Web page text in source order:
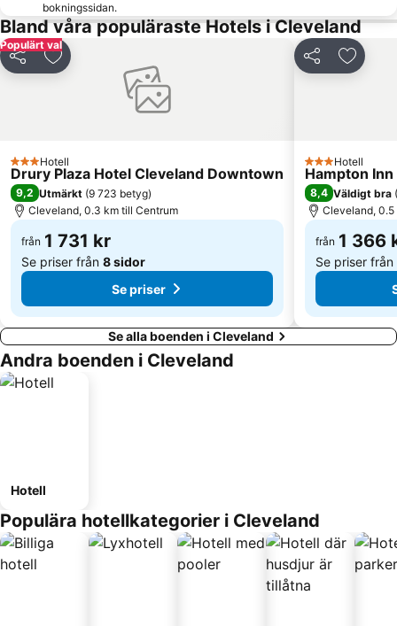
bokningssidan.
Bland våra populäraste Hotels i Cleveland
Populärt val
Dela Lägg till i Mina Favoriter
3 Stjärnor
Hotell
Drury Plaza Hotel Cleveland Downtown
9,2 Utmärkt (9 723 betyg)
Cleveland, 0.3 km till Centrum
från 1 731 kr
Se priser från 8 sidor
Se priser
Dela Lägg
3 Stjärnor
Hotell
Hampton
8,4 Väldigt bra (
Cleveland,
från 1 366
Se priser från
Se alla boenden i Cleveland
Andra boenden i Cleveland
Hotell
Populära hotellkategorier i Cleveland